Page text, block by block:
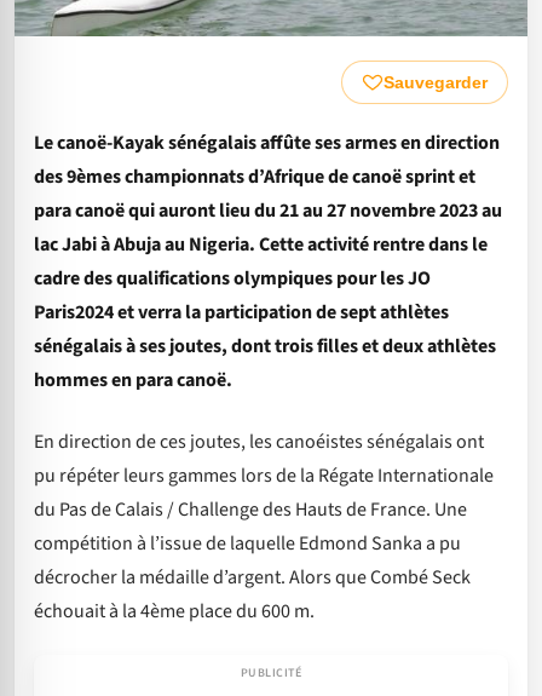
Sauvegarder
Le canoë-Kayak sénégalais affûte ses armes en direction
des 9èmes championnats d’Afrique de canoë sprint et
para canoë qui auront lieu du 21 au 27 novembre 2023 au
lac Jabi à Abuja au Nigeria. Cette activité rentre dans le
cadre des qualifications olympiques pour les JO
Paris2024 et verra la participation de sept athlètes
sénégalais à ses joutes, dont trois filles et deux athlètes
hommes en para canoë.
En direction de ces joutes, les canoéistes sénégalais ont
pu répéter leurs gammes lors de la Régate Internationale
du Pas de Calais / Challenge des Hauts de France. Une
compétition à l’issue de laquelle Edmond Sanka a pu
décrocher la médaille d’argent. Alors que Combé Seck
échouait à la 4ème place du 600 m.